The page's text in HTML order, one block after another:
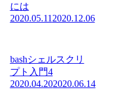
には
2020.05.11 2020.12.06
bashシェルスクリ
プト入門4
2020.04.202020.06.14